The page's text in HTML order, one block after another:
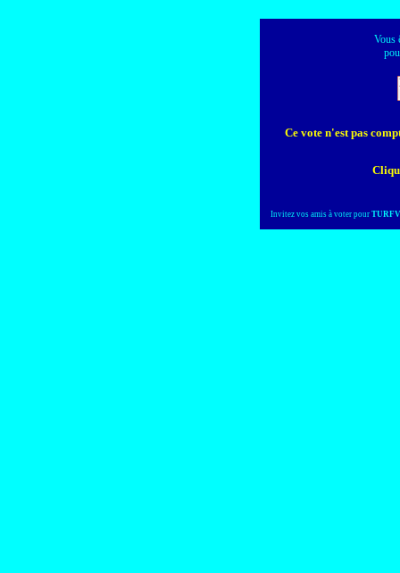
Vous
Ce vote n'est pas
Invitez vos amis à voter pour